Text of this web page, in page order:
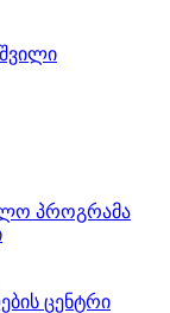
პროგრამა
ცენტრი